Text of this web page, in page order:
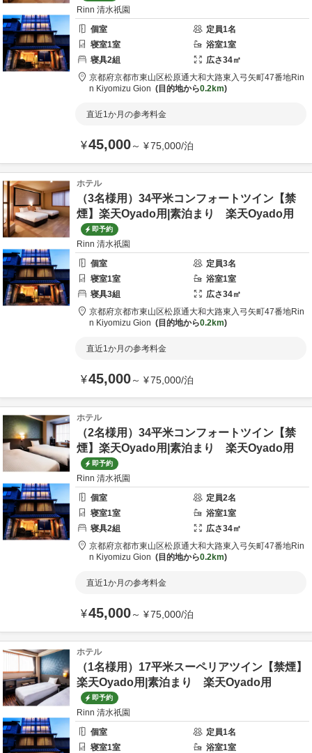
Rinn 清水祇園
個室
定員1名
寝室1室 浴室1室
寝具2組 広さ34㎡
京都府京都市東山区松原通大和大路東入弓矢町47番地Rin
n Kiyomizu Gion
目的地から0.2km
直近1か月の参考料金
¥45,000～ ¥75,000/泊
ホテル
（3名様用）34平米コンフォートツイン【禁
煙】楽天Oyado用|素泊まり 楽天Oyado用
即予約
Rinn 清水祇園
個室
定員3名
寝室1室 浴室1室
寝具3組 広さ34㎡
京都府京都市東山区松原通大和大路東入弓矢町47番地Rin
n Kiyomizu Gion
目的地から0.2km
直近1か月の参考料金
¥45,000～ ¥75,000/泊
ホテル
（2名様用）34平米コンフォートツイン【禁
煙】楽天Oyado用|素泊まり 楽天Oyado用
即予約
Rinn 清水祇園
個室
定員2名
寝室1室 浴室1室
寝具2組 広さ34㎡
京都府京都市東山区松原通大和大路東入弓矢町47番地Rin
n Kiyomizu Gion
目的地から0.2km
直近1か月の参考料金
¥45,000～ ¥75,000/泊
ホテル
（1名様用）17平米スーペリアツイン【禁煙】
楽天Oyado用|素泊まり 楽天Oyado用
即予約
Rinn 清水祇園
個室
定員1名
寝室1室 浴室1室